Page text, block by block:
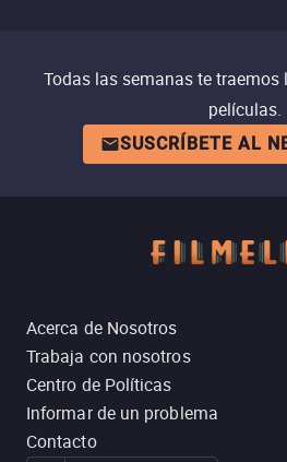
Todas las semanas te traemos
películas.
SUSCRÍBETE AL
Acerca de Nosotros
Trabaja con nosotros
Centro de Políticas
Informar de un problema
Contacto